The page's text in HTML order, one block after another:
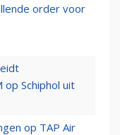
order voor
op Schiphol uit
op TAP Air